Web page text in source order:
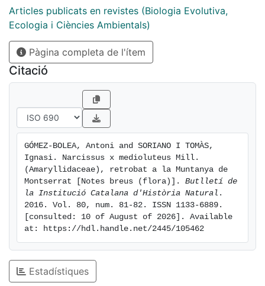
Articles publicats en revistes (Biologia Evolutiva,
Ecologia i Ciències Ambientals)
Pàgina completa de l'ítem
Citació
GÓMEZ-BOLEA, Antoni and SORIANO I TOMÀS,
Ignasi. Narcissus x medioluteus Mill.
(Amaryllidaceae), retrobat a la Muntanya de
Montserrat [Notes breus (flora)]. Butlletí de
la Institució Catalana d'Història Natural .
2016. Vol. 80, num. 81-82. ISSN 1133-6889.
[consulted: 10 of August of 2026]. Available
at: https://hdl.handle.net/2445/105462
Estadístiques